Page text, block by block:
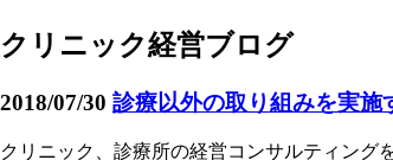
クリニック経営ブログ
2018/07/30 診療以外の取り組みを実施
クリニック、診療所の経営コンサルティング